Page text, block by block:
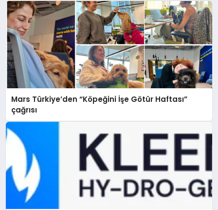
Mars Türkiye’den “Köpeğini İşe Götür Haftası”
çağrısı